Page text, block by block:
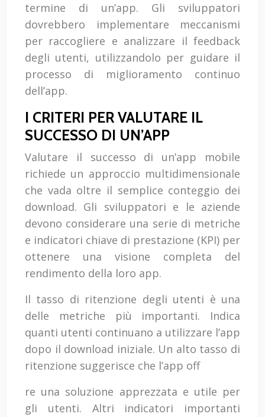
termine di un’app. Gli sviluppatori
dovrebbero implementare meccanismi
per raccogliere e analizzare il feedback
degli utenti, utilizzandolo per guidare il
processo di miglioramento continuo
dell’app.
I CRITERI PER VALUTARE IL
SUCCESSO DI UN’APP
Valutare il successo di un’app mobile
richiede un approccio multidimensionale
che vada oltre il semplice conteggio dei
download. Gli sviluppatori e le aziende
devono considerare una serie di metriche
e indicatori chiave di prestazione (KPI) per
ottenere una visione completa del
rendimento della loro app.
Il tasso di ritenzione degli utenti è una
delle metriche più importanti. Indica
quanti utenti continuano a utilizzare l’app
dopo il download iniziale. Un alto tasso di
ritenzione suggerisce che l’app off
re una soluzione apprezzata e utile per
gli utenti. Altri indicatori importanti